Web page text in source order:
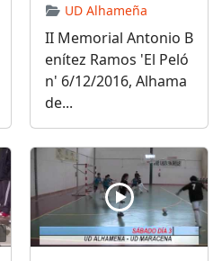
UD Alhameña
II Memorial Antonio B
enítez Ramos 'El Peló
n' 6/12/2016, Alhama
de...